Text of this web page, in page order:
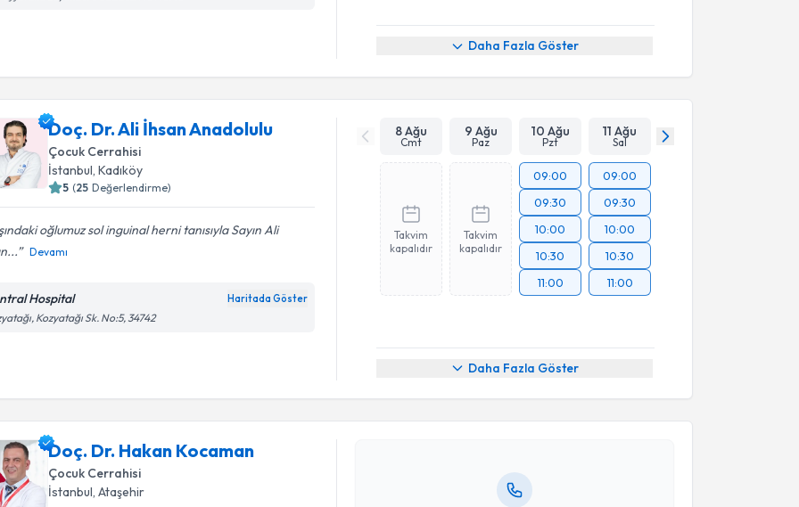
Daha Fazla Göster
Doç. Dr. Ali İhsan Anadolulu
Çocuk Cerrahisi
İstanbul , Kadıköy
5 (25 Değerlendirme)
oğlumuz sol inguinal herni tanısıyla Sayın Ali
Devamı
Hospital Haritada Göster
Kozyatağı Sk. No:5, 34742
8 Ağu
Cmt
9 Ağu
Paz
10 Ağu
Pzt
11 Ağu
Sal
Takvim
kapalıdır
Takvim
kapalıdır
09:00
09:30
10:00
10:30
11:00
09:00
09:30
10:00
10:30
11:00
Daha Fazla Göster
Doç. Dr. Hakan Kocaman
Çocuk Cerrahisi
İstanbul, Ataşehir
Randevu Takvimi Talebi